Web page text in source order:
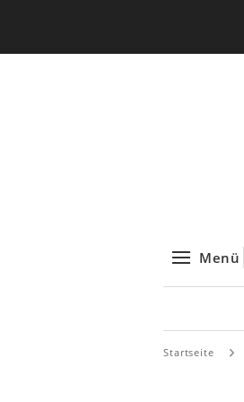
Menü
Startseite